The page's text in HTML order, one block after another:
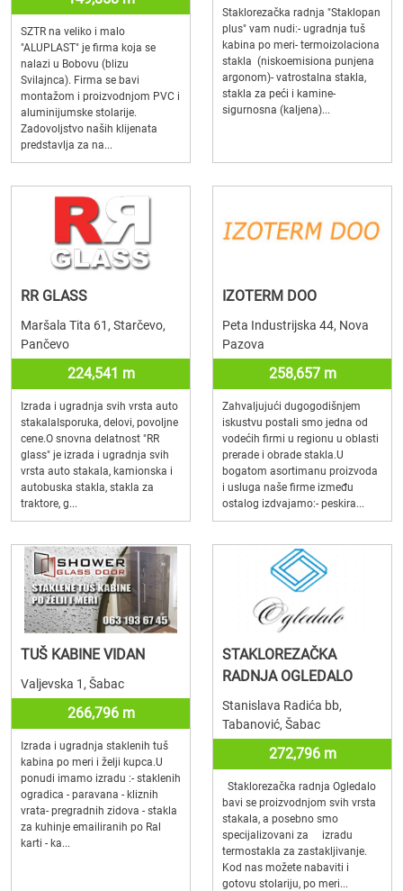
SZTR na veliko i malo
"ALUPLAST" je firma koja se
nalazi u Bobovu (blizu
Svilajnca). Firma se bavi
montažom i proizvodnjom PVC i
aluminijumske stolarije.
Zadovoljstvo naših klijenata
predstavlja za na...
Staklorezačka radnja "Staklopan
plus" vam nudi:- ugradnja tuš
kabina po meri- termoizolaciona
stakla (niskoemisiona punjena
argonom)- vatrostalna stakla,
stakla za peći i kamine-
sigurnosna (kaljena)...
RR GLASS
Maršala Tita 61, Starčevo,
Pančevo
224,541 m
Izrada i ugradnja svih vrsta auto
stakalaIsporuka, delovi, povoljne
cene.O snovna delatnost "RR
glass" je izrada i ugradnja svih
vrsta auto stakala, kamionska i
autobuska stakla, stakla za
traktore, g...
IZOTERM DOO
Peta Industrijska 44, Nova
Pazova
258,657 m
Zahvaljujući dugogodišnjem
iskustvu postali smo jedna od
vodećih firmi u regionu u oblasti
prerade i obrade stakla.U
bogatom asortimanu proizvoda
i usluga naše firme između
ostalog izdvajamo:- peskira...
TUŠ KABINE VIDAN
Valjevska 1, Šabac
266,796 m
Izrada i ugradnja staklenih tuš
kabina po meri i želji kupca.U
ponudi imamo izradu :- staklenih
ogradica - paravana - kliznih
vrata- pregradnih zidova - stakla
za kuhinje emailiranih po Ral
karti - ka...
STAKLOREZAČKA
RADNJA OGLEDALO
Stanislava Radića bb,
Tabanović, Šabac
272,796 m
Staklorezačka radnja Ogledalo
bavi se proizvodnjom svih vrsta
stakala, a posebno smo
specijalizovani za izradu
termostakla za zastakljivanje.
Kod nas možete nabaviti i
gotovu stolariju, po meri...